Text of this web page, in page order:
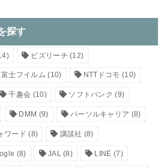
探す
ビズリーチ (12)
富士フイルム (10) NTTドコモ (10)
千趣会 (10) ソフトバンク (9)
DMM (9) パーソルキャリア (8)
ワード (8) 講談社 (8)
(8) JAL (8) LINE (7)